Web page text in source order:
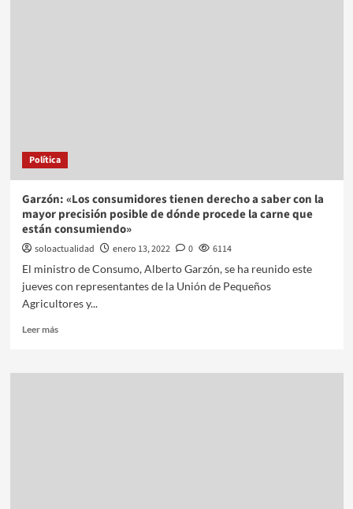
Política
Garzón: «Los consumidores tienen derecho a saber con la
mayor precisión posible de dónde procede la carne que
están consumiendo»
soloactualidad enero 13, 2022 0
6114
El ministro de Consumo, Alberto Garzón, se ha reunido este
jueves con representantes de la Unión de Pequeños
Agricultores y...
Leer más